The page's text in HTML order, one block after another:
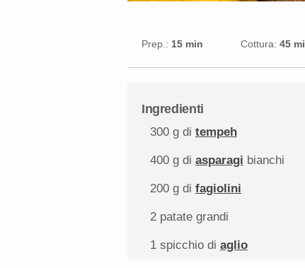
Prep.: 15 min Cottura: 45
Ingredienti
300 gdi tempeh
400 gdi asparagi bianchi
200 gdi fagiolini
2patate grandi
1spicchio di aglio